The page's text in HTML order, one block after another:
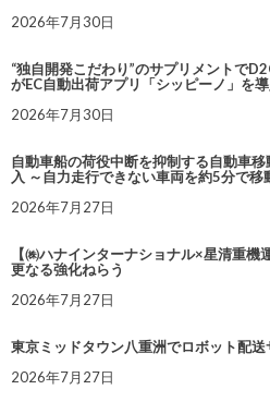
2026年7月30日
“独自開発こだわり”のサプリメントで
がEC自動出荷アプリ「シッピーノ」を導
2026年7月30日
自動車船の荷役中断を抑制する自動車
入 ～自力走行できない車両を約5分で移
2026年7月27日
【㈱ハナインターナショナル×星清重
更なる強化ねらう
2026年7月27日
東京ミッドタウン八重洲でロボット配
2026年7月27日